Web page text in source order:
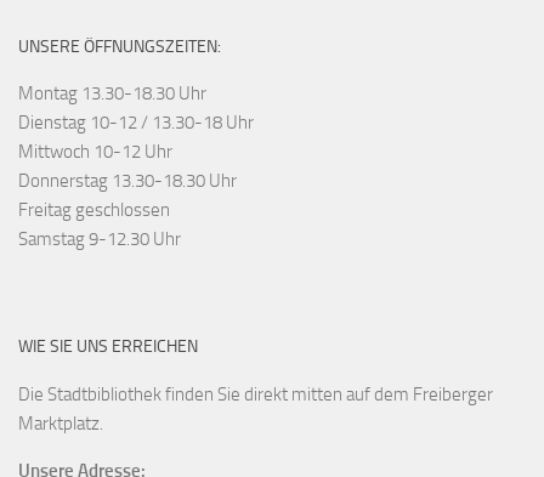
UNSERE ÖFFNUNGSZEITEN:
Montag 13.30-18.30 Uhr
Dienstag 10-12 / 13.30-18 Uhr
Mittwoch 10-12 Uhr
Donnerstag 13.30-18.30 Uhr
Freitag geschlossen
Samstag 9-12.30 Uhr
WIE SIE UNS ERREICHEN
Die Stadtbibliothek finden Sie direkt mitten auf dem Freiberger
Marktplatz.
Unsere Adresse: